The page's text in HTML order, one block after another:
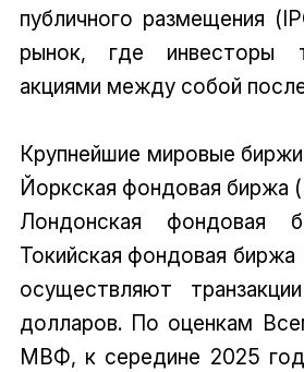
публичного размещения
рынок, где инвесторы
акциями между собой
Крупнейшие мировые
Йоркская фондовая биржа
Лондонская фондовая
Токийская фондовая
осуществляют
долларов. По оценкам
МВФ, к середине 2025